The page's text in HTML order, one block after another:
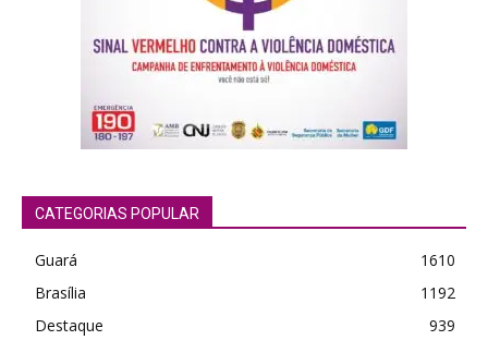
CATEGORIAS POPULAR
Guará
1610
Brasília
1192
Destaque
939